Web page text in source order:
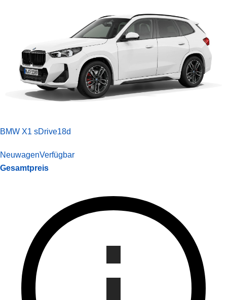
BMW X1 sDrive18d
NeuwagenVerfügbar
Gesamtpreis